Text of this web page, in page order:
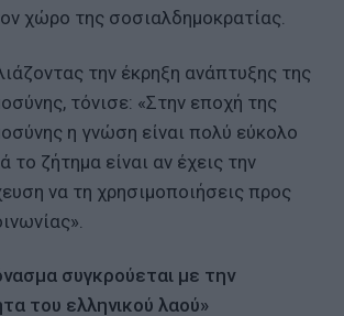
χώρο της σοσιαλδημοκρατίας.
την έκρηξη ανάπτυξης της
τόνισε: «Στην εποχή της
η γνώση είναι πολύ εύκολο
το ζήτημα είναι αν έχεις την
να τη χρησιμοποιήσεις προς
συγκρούεται με την
του ελληνικού λαού»